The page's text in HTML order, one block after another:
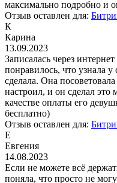
максимально подробно и
Отзыв оставлен для:
К
Карина
13.09.2023
Записалась через
понравилось, что узнала
сделала. Она
настроил, и он сделал это
качестве оплаты его
бесплатно)
Отзыв оставлен для:
Е
Евгения
14.08.2023
Если не можете всё
поняла, что просто не